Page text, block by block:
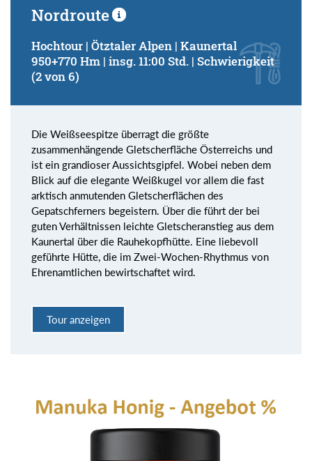
Nordroute
Hochtour | Ötztaler Alpen | Kaunertal
950+770 Hm | insg. 11:00 Std. | Schwierigkeit
(2 von 6)
Die Weißseespitze überragt die größte
zusammenhängende Gletscherfläche Österreichs und
ist ein grandioser Aussichtsgipfel. Wobei neben dem
Blick auf die elegante Weißkugel vor allem die fast
arktisch anmutenden Gletscherflächen des
Gepatschferners begeistern. Über die führt der bei
guten Verhältnissen leichte Gletscheranstieg aus dem
Kaunertal über die Rauhekopfhütte. Eine liebevoll
geführte Hütte, die im Zwei-Wochen-Rhythmus von
Ehrenamtlichen bewirtschaftet wird.
Tour anzeigen